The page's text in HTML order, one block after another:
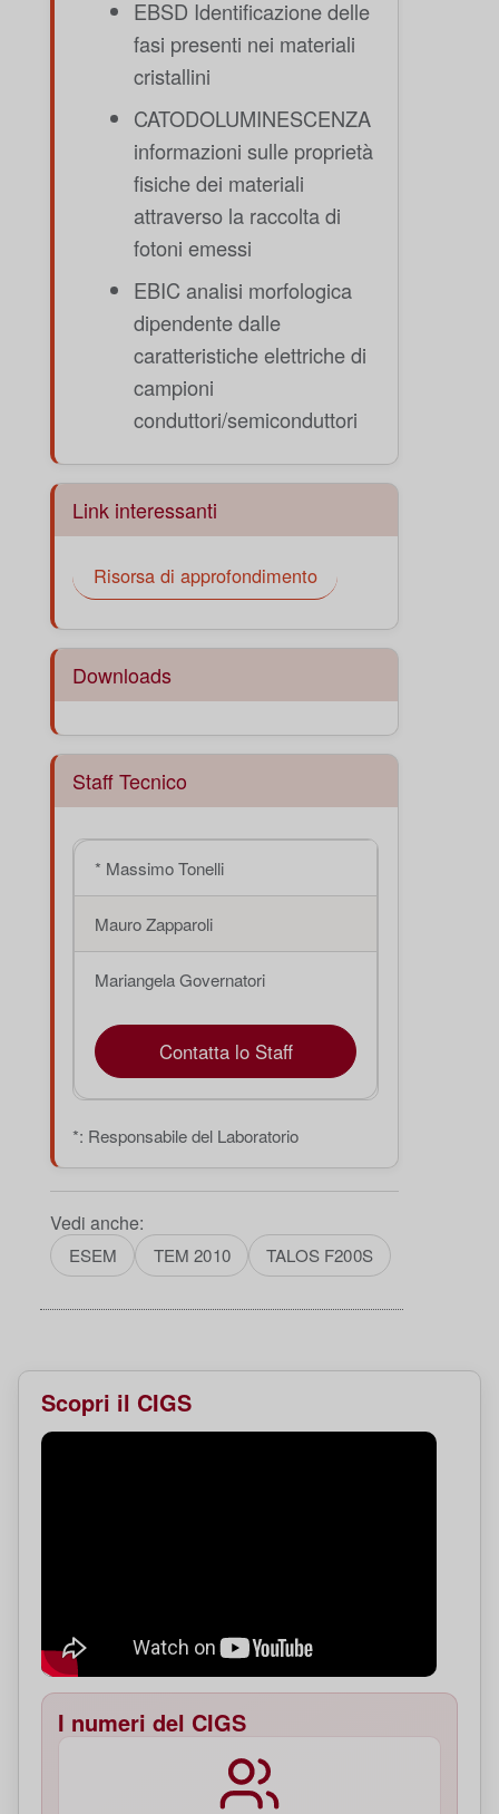
EBSD Identificazione delle
fasi presenti nei materiali
cristallini
CATODOLUMINESCENZA
informazioni sulle proprietà
fisiche dei materiali
attraverso la raccolta di
fotoni emessi
EBIC analisi morfologica
dipendente dalle
caratteristiche elettriche di
campioni
conduttori/semiconduttori
Link interessanti
Risorsa di approfondimento
Downloads
Staff Tecnico
* Massimo Tonelli
Contatta lo Staff
Mauro Zapparoli
Mariangela Governatori
*: Responsabile del Laboratorio
Vedi anche:
ESEM TEM 2010 TALOS F200S
Scopri il CIGS
I numeri del CIGS